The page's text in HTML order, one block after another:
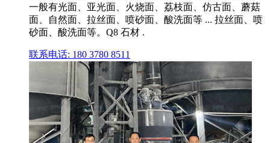
一般有光面、亚光面、火烧面、荔枝面、仿古面、蘑菇
面、自然面、拉丝面、喷砂面、酸洗面等 ... 拉丝面、喷
砂面、酸洗面等。Q8 石材 .
联系电话: 180 3780 8511